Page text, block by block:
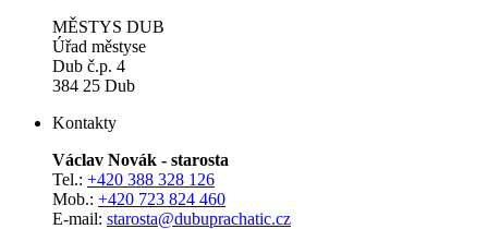
MĚSTYS DUB
Úřad městyse
Dub č.p. 4
384 25 Dub
Kontakty
Václav Novák - starosta
Tel.: +420 388 328 126
Mob.: +420 723 824 460
E-mail: starosta@dubuprachatic.cz